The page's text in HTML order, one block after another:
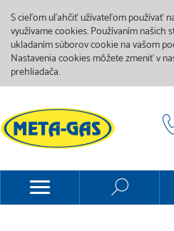
S cieľom uľahčiť užívateľom používať
využívame cookies. Používaním našich
ukladaním súborov cookie na vašom
Nastavenia cookies môžete zmeniť v
prehliadača.